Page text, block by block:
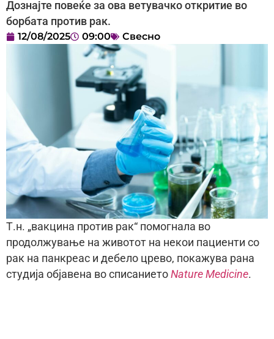
Дознајте повеќе за ова ветувачко откритие во
борбата против рак.
12/08/2025 09:00 Свесно
Т.н. „вакцина против рак“ помогнала во
продолжување на животот на некои пациенти со
рак на панкреас и дебело црево, покажува рана
студија објавена во списанието Nature Medicine.